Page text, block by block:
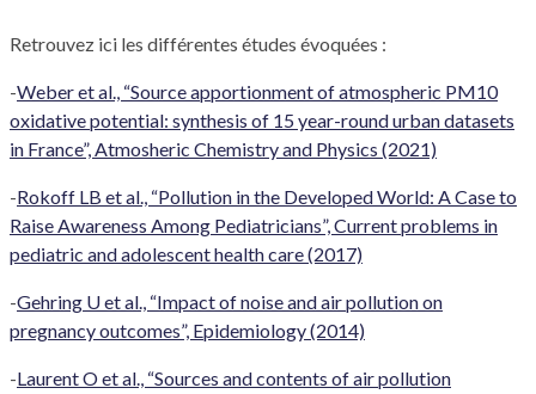
Retrouvez ici les différentes études évoquées :
-Weber et al., “Source apportionment of atmospheric PM10
oxidative potential: synthesis of 15 year-round urban datasets
in France”, Atmosheric Chemistry and Physics (2021)
-Rokoff LB et al., “Pollution in the Developed World: A Case to
Raise Awareness Among Pediatricians”, Current problems in
pediatric and adolescent health care (2017)
-Gehring U et al., “Impact of noise and air pollution on
pregnancy outcomes”, Epidemiology (2014)
-Laurent O et al., “Sources and contents of air pollution